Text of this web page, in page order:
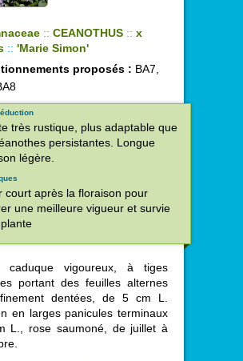
:: CEANOTHUS :: x
:: 'Marie Simon'
proposés : BA7,
très rustique, plus adaptable que
persistantes. Longue
légère.
court après la floraison pour
une meilleure vigueur et survie
caduque vigoureux, à tiges
portant des feuilles alternes
dentées, de 5 cm L.
en larges panicules terminaux
L., rose saumoné, de juillet à